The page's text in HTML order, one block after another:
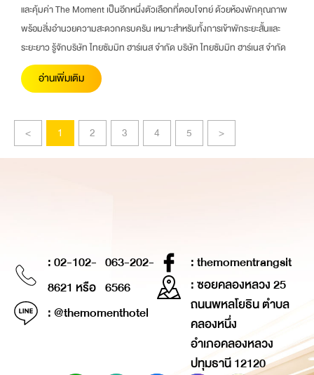
และคุ้มค่า The Moment เป็นอีกหนึ่งตัวเลือกที่ตอบโจทย์ ด้วยห้องพักคุณภาพ
พร้อมสิ่งอำนวยความสะดวกครบครัน เหมาะสำหรับทั้งการเข้าพักระยะสั้นและ
ระยะยาว รู้จักบริษัท ไทยซัมมิท ฮาร์เนส จำกัด บริษัท ไทยซัมมิท ฮาร์เนส จำกัด
อ่านเพิ่มเติม
< 1 2 3 4 5 >
: 02-102-
8621 หรือ
063-202-
6566
: @themomenthotel
: themomentrangsit
: ซอยคลองหลวง 25
ถนนพหลโยธิน ตำบล
คลองหนึ่ง
อำเภอคลองหลวง
ปทุมธานี 12120